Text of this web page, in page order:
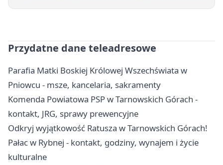
Przydatne dane teleadresowe
Parafia Matki Boskiej Królowej Wszechświata w
Pniowcu - msze, kancelaria, sakramenty
Komenda Powiatowa PSP w Tarnowskich Górach -
kontakt, JRG, sprawy prewencyjne
Odkryj wyjątkowość Ratusza w Tarnowskich Górach!
Pałac w Rybnej - kontakt, godziny, wynajem i życie
kulturalne